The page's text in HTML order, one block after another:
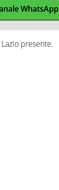
WhatsApp
presente.